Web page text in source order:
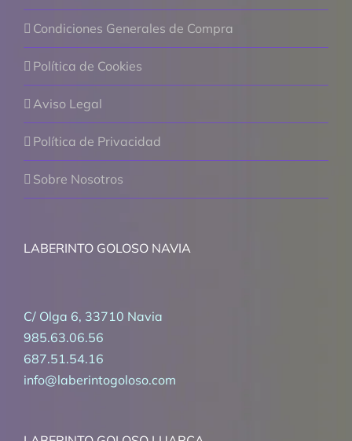
Condiciones Generales de Compra
Política de Cookies
Aviso Legal
Política de Privacidad
Sobre Nosotros
LABERINTO GOLOSO NAVIA
C/ Olga 6, 33710 Navia
985.63.06.56
687.51.54.16
info@laberintogoloso.com